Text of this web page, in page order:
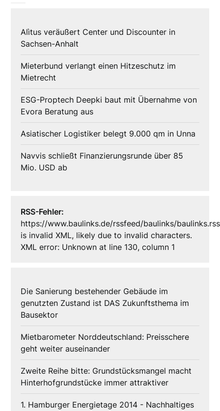
Alìtus veräußert Center und Discounter in
Sachsen-Anhalt
Mieterbund verlangt einen Hitzeschutz im
Mietrecht
ESG-Proptech Deepki baut mit Übernahme von
Evora Beratung aus
Asiatischer Logistiker belegt 9.000 qm in Unna
Navvis schließt Finanzierungsrunde über 85
Mio. USD ab
RSS-Fehler:
https://www.baulinks.de/rssfeed/baulinks/baulinks.rss
is invalid XML, likely due to invalid characters.
XML error: Unknown at line 130, column 1
Die Sanierung bestehender Gebäude im
genutzten Zustand ist DAS Zukunftsthema im
Bausektor
Mietbarometer Norddeutschland: Preisschere
geht weiter auseinander
Zweite Reihe bitte: Grundstücksmangel macht
Hinterhofgrundstücke immer attraktiver
1. Hamburger Energietage 2014 - Nachhaltiges